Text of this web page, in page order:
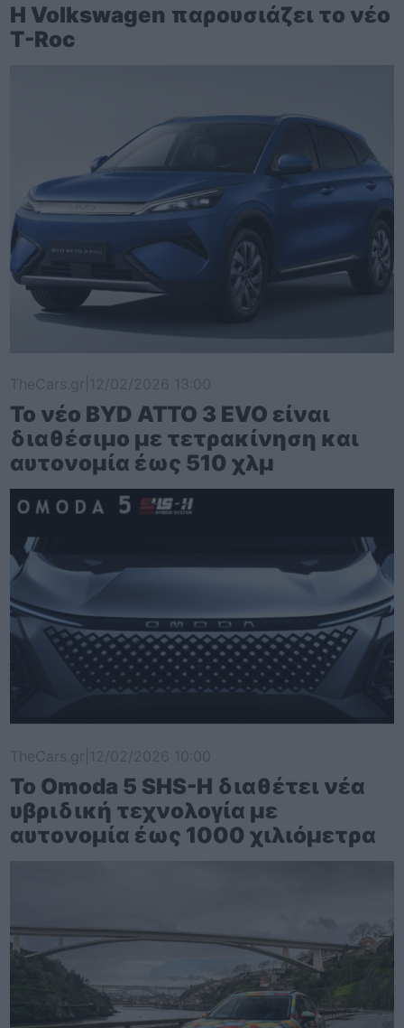
Η Volkswagen παρουσιάζει το νέο
T-Roc
Το νέο BYD ATTO 3 EVO είναι
διαθέσιμο με τετρακίνηση και
αυτονομία έως 510 χλμ
Το Omoda 5 SHS-H διαθέτει νέα
υβριδική τεχνολογία με
αυτονομία έως 1000 χιλιόμετρα